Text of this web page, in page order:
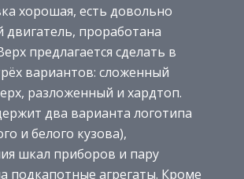
хорошая, есть довольно
проработана
предлагается сделать в
вариантов: сложенный
разложенный и хардтоп.
два варианта логотипа
и белого кузова),
шкал приборов и пару
подкапотные агрегаты. Кроме